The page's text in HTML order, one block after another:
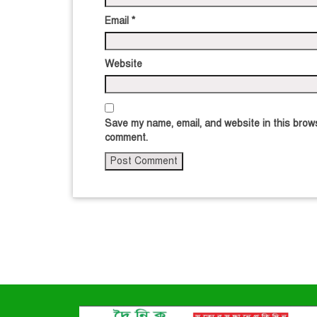
Email *
Website
Save my name, email, and website in this
comment.